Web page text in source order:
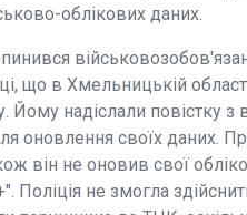
облікових даних.
що в Хмельницькій
Йому надіслали повістку
оновлення своїх даних.
він не оновив свої
Поліція не змогла